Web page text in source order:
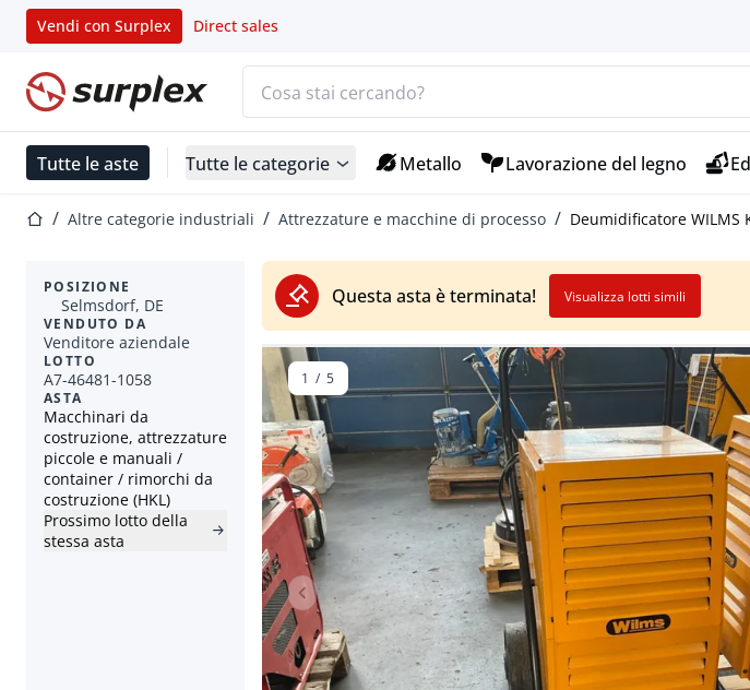
Vendi con Surplex Direct sales
Home
Tutte le aste Tutte le categorie Metallo Lavorazione del legno
Home Altre categorie industriali Attrezzature e macchine di processo Deumidificatore WILMS
Questa asta è terminata! Visualizza lotti simili
POSIZIONE
Selmsdorf, DE
VENDUTO DA
Venditore aziendale
LOTTO
A7-46481-1058
ASTA
Macchinari da
costruzione, attrezzature
piccole e manuali /
container / rimorchi da
costruzione (HKL)
Prossimo lotto della
stessa asta
Articolo precedente
1 / 5